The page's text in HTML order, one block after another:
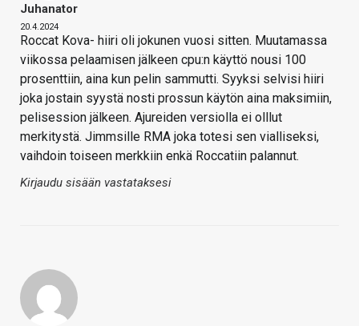
Juhanator
20.4.2024
Roccat Kova- hiiri oli jokunen vuosi sitten. Muutamassa
viikossa pelaamisen jälkeen cpu:n käyttö nousi 100
prosenttiin, aina kun pelin sammutti. Syyksi selvisi hiiri
joka jostain syystä nosti prossun käytön aina maksimiin,
pelisession jälkeen. Ajureiden versiolla ei olllut
merkitystä. Jimmsille RMA joka totesi sen vialliseksi,
vaihdoin toiseen merkkiin enkä Roccatiin palannut.
Kirjaudu sisään vastataksesi